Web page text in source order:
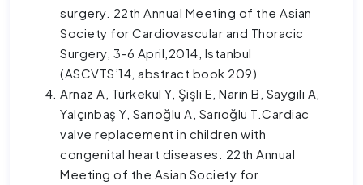
surgery. 22th Annual Meeting of the Asian
Society for Cardiovascular and Thoracic
Surgery, 3-6 April,2014, Istanbul
(ASCVTS’14, abstract book 209)
Arnaz A, Türkekul Y, Şişli E, Narin B, Saygılı A,
Yalçınbaş Y, Sarıoğlu A, Sarıoğlu T.Cardiac
valve replacement in children with
congenital heart diseases. 22th Annual
Meeting of the Asian Society for